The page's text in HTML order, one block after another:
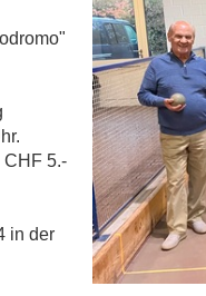
CHF 5.-
in der